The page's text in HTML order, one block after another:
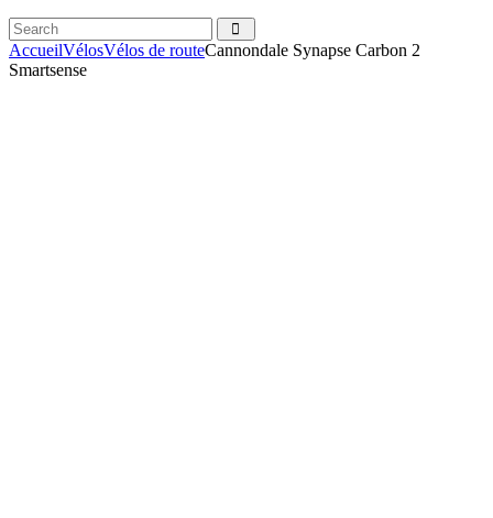
Search
facebook
instagramm
AccueilVélosVélos de routeCannondale Synapse Carbon 2
Smartsense